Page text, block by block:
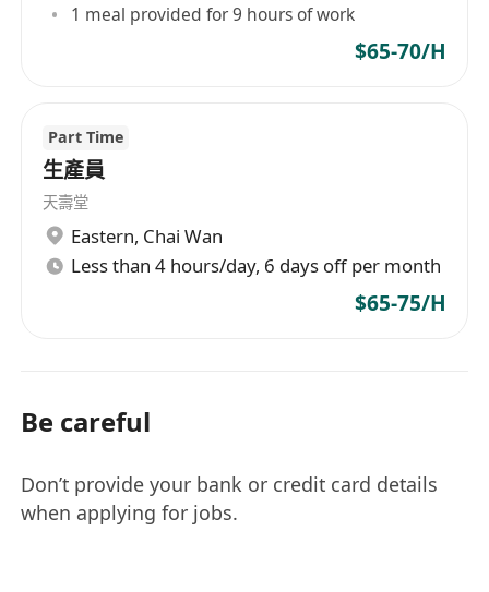
1 meal provided for 9 hours of work
$65-70/H
Part Time
生產員
天壽堂
Eastern, Chai Wan
Less than 4 hours/day, 6 days off per month
$65-75/H
Be careful
Don’t provide your bank or credit card details
when applying for jobs.